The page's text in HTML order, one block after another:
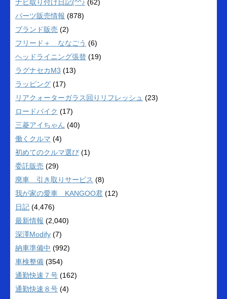
ナビ取り付け日記(^^♪ (62)
パーツ販売情報 (878)
ブランド販売 (2)
フリード＋ ななごう (6)
ヘッドライニング張替 (19)
ラグナセカM3 (13)
ラッピング (17)
リアクォーターガラス回りリフレッシュ (23)
ロードバイク (17)
三菱アイちゃん (40)
働くクルマ (4)
初めてのクルマ選び (1)
委託販売 (29)
廃車 引き取りサービス (8)
我が家の愛車 KANGOO君 (12)
日記 (4,476)
最新情報 (2,040)
深澤Modify (7)
納車準備中 (992)
車検整備 (354)
通勤快速７号 (162)
通勤快速８号 (4)